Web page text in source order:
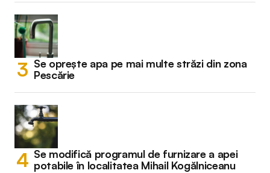
Se oprește apa pe mai multe străzi din zona
Pescărie
Se modifică programul de furnizare a apei
potabile în localitatea Mihail Kogălniceanu